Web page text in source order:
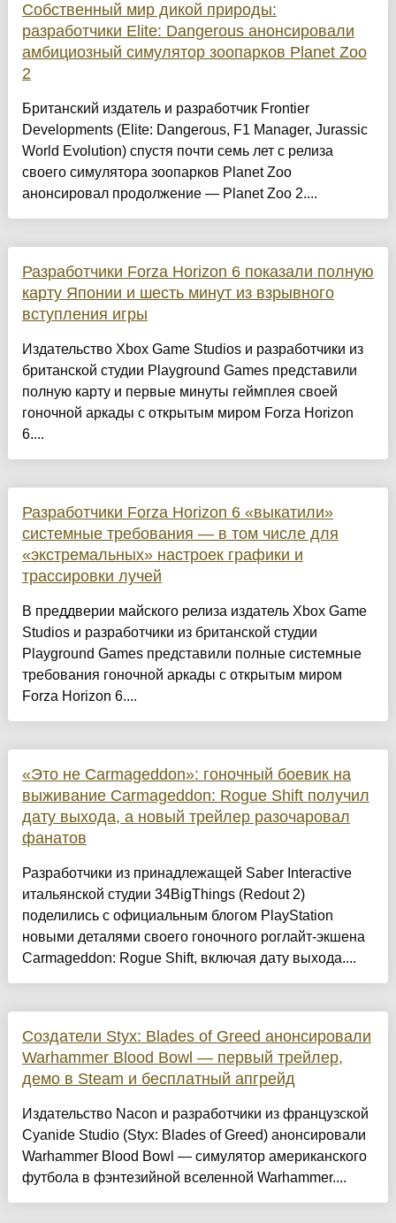
Собственный мир дикой природы:
разработчики Elite: Dangerous анонсировали
амбициозный симулятор зоопарков Planet Zoo
2
Британский издатель и разработчик Frontier
Developments (Elite: Dangerous, F1 Manager, Jurassic
World Evolution) спустя почти семь лет с релиза
своего симулятора зоопарков Planet Zoo
анонсировал продолжение — Planet Zoo 2....
Разработчики Forza Horizon 6 показали полную
карту Японии и шесть минут из взрывного
вступления игры
Издательство Xbox Game Studios и разработчики из
британской студии Playground Games представили
полную карту и первые минуты геймплея своей
гоночной аркады с открытым миром Forza Horizon
6....
Разработчики Forza Horizon 6 «выкатили»
системные требования — в том числе для
«экстремальных» настроек графики и
трассировки лучей
В преддверии майского релиза издатель Xbox Game
Studios и разработчики из британской студии
Playground Games представили полные системные
требования гоночной аркады с открытым миром
Forza Horizon 6....
«Это не Carmageddon»: гоночный боевик на
выживание Carmageddon: Rogue Shift получил
дату выхода, а новый трейлер разочаровал
фанатов
Разработчики из принадлежащей Saber Interactive
итальянской студии 34BigThings (Redout 2)
поделились с официальным блогом PlayStation
новыми деталями своего гоночного роглайт-экшена
Carmageddon: Rogue Shift, включая дату выхода....
Создатели Styx: Blades of Greed анонсировали
Warhammer Blood Bowl — первый трейлер,
демо в Steam и бесплатный апгрейд
Издательство Nacon и разработчики из французской
Cyanide Studio (Styx: Blades of Greed) анонсировали
Warhammer Blood Bowl — симулятор американского
футбола в фэнтезийной вселенной Warhammer....